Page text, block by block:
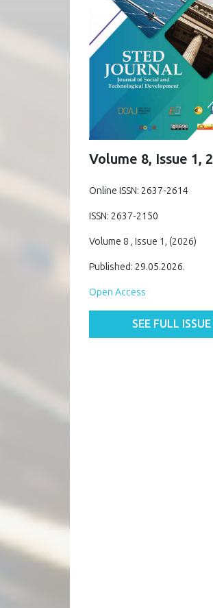
Volume 8, Issue 1,
Online ISSN: 2637-2614
ISSN: 2637-2150
Volume 8 , Issue 1, (2026)
Published: 29.05.2026.
Open Access
SEE FULL ISSUE